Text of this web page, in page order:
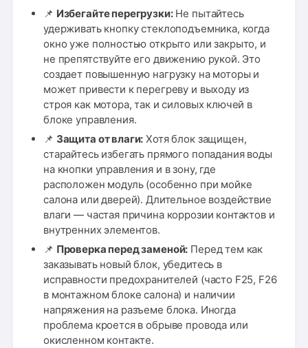
📌 Избегайте перегрузки:Не пытайтесь
удерживать кнопку стеклоподъемника, когда
окно уже полностью открыто или закрыто, и
не препятствуйте его движению рукой. Это
создает повышенную нагрузку на моторы и
может привести к перегреву и выходу из
строя как мотора, так и силовых ключей в
блоке управления.
📌 Защита от влаги: Хотя блок защищен,
старайтесь избегать прямого попадания воды
на кнопки управления и в зону, где
расположен модуль (особенно при мойке
салона или дверей). Длительное воздействие
влаги — частая причина коррозии контактов и
внутренних элементов.
📌 Проверка перед заменой: Перед тем как
заказывать новый блок, убедитесь в
исправности предохранителей (часто F25, F26
в монтажном блоке салона) и наличии
напряжения на разъеме блока. Иногда
проблема кроется в обрыве провода или
окисленном контакте.